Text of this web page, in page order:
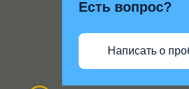
Есть вопрос?
Написать о